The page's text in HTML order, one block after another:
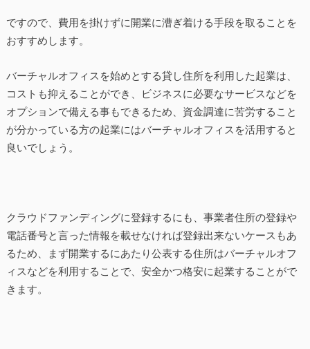
ですので、費用を掛けずに開業に漕ぎ着ける手段を取ることを
おすすめします。
バーチャルオフィスを始めとする貸し住所を利用した起業は、
コストも抑えることができ、ビジネスに必要なサービスなどを
オプションで備える事もできるため、資金調達に苦労すること
が分かっている方の起業にはバーチャルオフィスを活用すると
良いでしょう。
クラウドファンディングに登録するにも、事業者住所の登録や
電話番号と言った情報を載せなければ登録出来ないケースもあ
るため、まず開業するにあたり公表する住所はバーチャルオフ
ィスなどを利用することで、安全かつ格安に起業することがで
きます。